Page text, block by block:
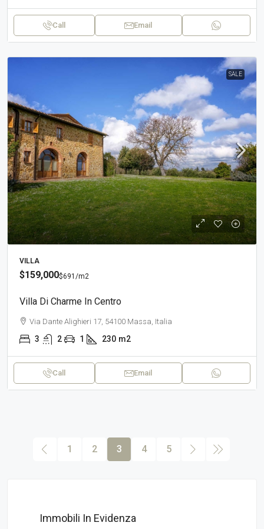
Call Email
SALE
VILLA
$159,000$691 /m2
Villa Di Charme In Centro
Via Dante Alighieri 17, 54100 Massa, Italia
3 2 1 230 m2
Call Email
1 2 3 4 5
Immobili In Evidenza